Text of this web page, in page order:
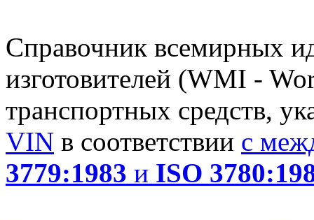
Справочник всемирных
изготовителей (WMI -
транспортных средств,
VIN в соответствии с
3779:1983 и ISO